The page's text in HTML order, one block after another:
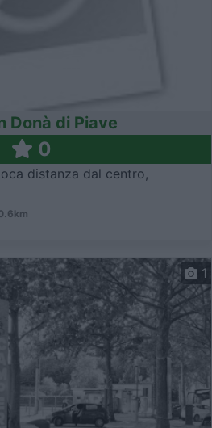
Donà di Piave
0
distanza dal centro,
1